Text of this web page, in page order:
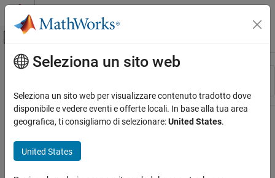
Vai al contenuto
Attiva/disattiva menu di navigazione
Risorsa
Stato
Contenuto principale
Seleziona un sito web
Seleziona un sito web per visualizzare contenuto tradotto dove
disponibile e vedere eventi e offerte locali. In base alla tua area
geografica, ti consigliamo di selezionare:United States.
United States